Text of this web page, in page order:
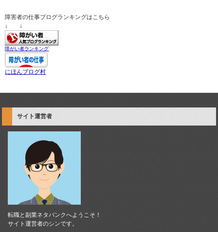
障害者の仕事ブログランキングはこちら
↓ ↓
障がい者ランキング
にほんブログ村
サイト運営者
転職と副業ネタバンクへようこそ！
サイト運営者のシンです。